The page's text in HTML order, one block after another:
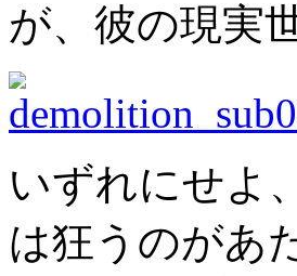
が、彼の現実
いずれにせよ
は狂うのがあ